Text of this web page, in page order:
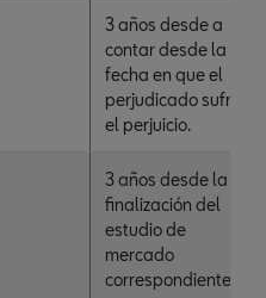
3 años desde a
contar desde la
fecha en que el
perjudicado sufrió
el perjuicio.
3 años desde la
finalización del
estudio de
mercado
correspondiente